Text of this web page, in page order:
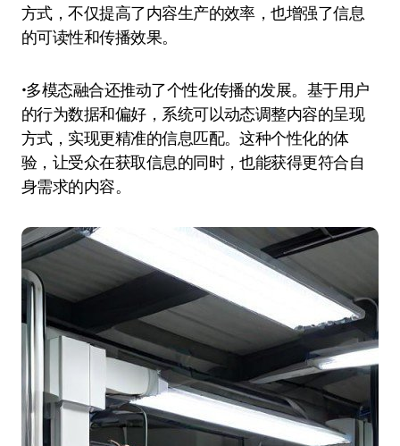
方式，不仅提高了内容生产的效率，也增强了信息
的可读性和传播效果。
•多模态融合还推动了个性化传播的发展。基于用户
的行为数据和偏好，系统可以动态调整内容的呈现
方式，实现更精准的信息匹配。这种个性化的体
验，让受众在获取信息的同时，也能获得更符合自
身需求的内容。